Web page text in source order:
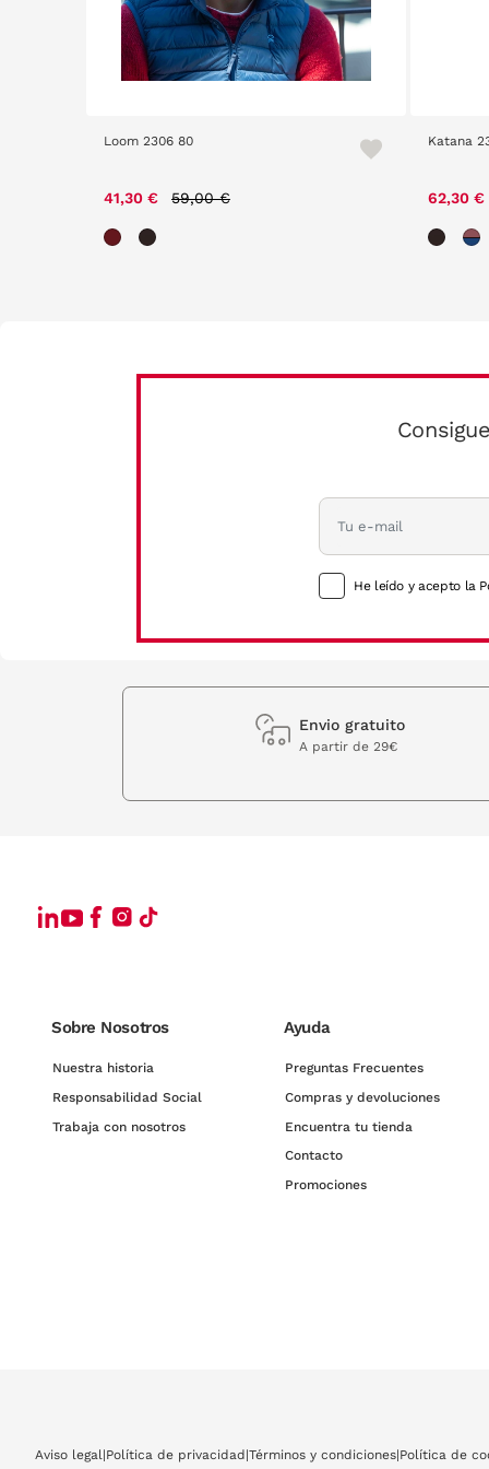
Loom 2306 80
41,30 € 59,00 €
Katana
62,30 €
He leído y acepto la
Envio gratuito
A partir de 29€
Sobre Nosotros
Nuestra historia
Responsabilidad Social
Trabaja con nosotros
Ayuda
Preguntas Frecuentes
Compras y devoluciones
Encuentra tu tienda
Contacto
Promociones
Aviso legal|Política de privacidad |Términos y condiciones|Política de